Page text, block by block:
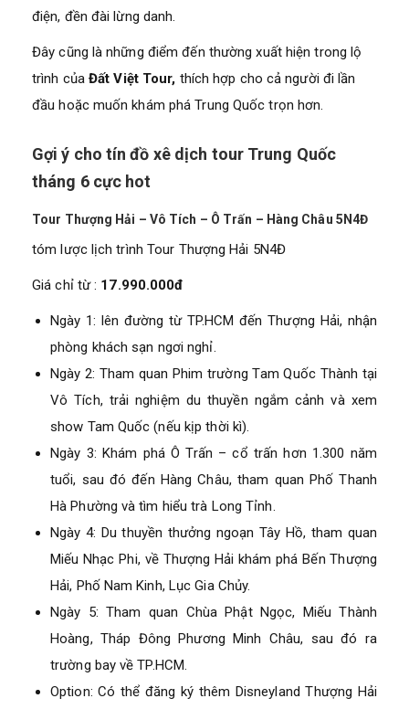
điện, đền đài lừng danh.
Đây cũng là những điểm đến thường xuất hiện trong lộ
trình của Đất Việt Tour, thích hợp cho cả người đi lần
đầu hoặc muốn khám phá Trung Quốc trọn hơn.
Gợi ý cho tín đồ xê dịch tour Trung Quốc
tháng 6 cực hot
Tour Thượng Hải – Vô Tích – Ô Trấn – Hàng Châu 5N4Đ
tóm lược lịch trình Tour Thượng Hải 5N4Đ
Giá chỉ từ : 17.990.000đ
Ngày 1: lên đường từ TP.HCM đến Thượng Hải, nhận
phòng khách sạn ngơi nghỉ.
Ngày 2: Tham quan Phim trường Tam Quốc Thành tại
Vô Tích, trải nghiệm du thuyền ngắm cảnh và xem
show Tam Quốc (nếu kịp thời kì).
Ngày 3: Khám phá Ô Trấn – cổ trấn hơn 1.300 năm
tuổi, sau đó đến Hàng Châu, tham quan Phố Thanh
Hà Phường và tìm hiểu trà Long Tỉnh.
Ngày 4: Du thuyền thưởng ngoạn Tây Hồ, tham quan
Miếu Nhạc Phi, về Thượng Hải khám phá Bến Thượng
Hải, Phố Nam Kinh, Lục Gia Chủy.
Ngày 5: Tham quan Chùa Phật Ngọc, Miếu Thành
Hoàng, Tháp Đông Phương Minh Châu, sau đó ra
trường bay về TP.HCM.
Option: Có thể đăng ký thêm Disneyland Thượng Hải